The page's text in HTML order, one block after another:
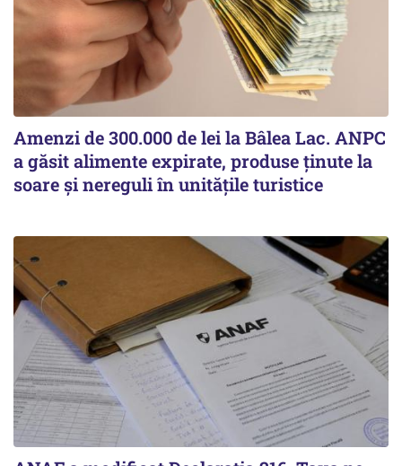
Amenzi de 300.000 de lei la Bâlea Lac. ANPC
a găsit alimente expirate, produse ținute la
soare și nereguli în unitățile turistice